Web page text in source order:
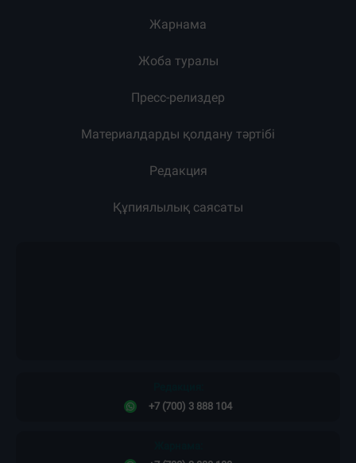
Жарнама
Жоба туралы
Пресс-релиздер
Материалдарды қолдану тәртібі
Редакция
Құпиялылық саясаты
+7 (700) 3 888 104